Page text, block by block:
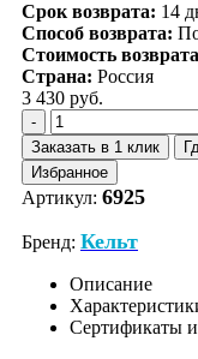
Срок возврата: 14
Способ возврата:
Стоимость
Страна: Россия
3 430 руб.
Заказать в 1 клик
Избранное
Артикул: 6925
Бренд: Кельт
Описание
Сертификаты